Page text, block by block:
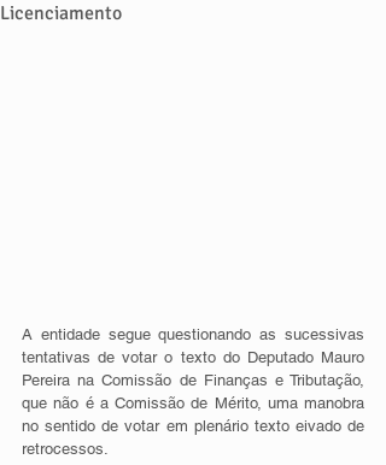
Licenciamento
A entidade segue questionando as sucessivas
tentativas de votar o texto do Deputado Mauro
Pereira na Comissão de Finanças e Tributação,
que não é a Comissão de Mérito, uma manobra
no sentido de votar em plenário texto eivado de
retrocessos.